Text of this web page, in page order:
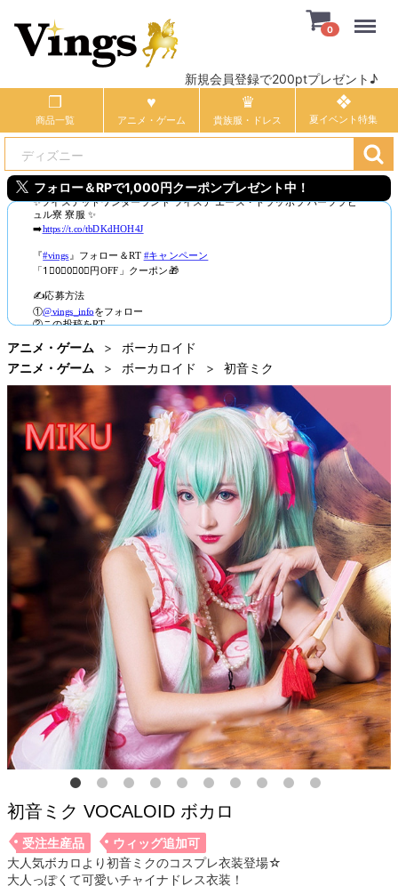
新規会員登録で200ptプレゼント♪
0
商品一覧 アニメ・ゲーム 貴族服・ドレス
フォロー＆RPで1,000円クーポンプレゼント中！
アニメ・ゲーム
ボーカロイド
アニメ・ゲーム
ボーカロイド 初音ミク
初音ミク VOCALOID ボカロ
受注生産品
ウィッグ追加可
大人気ボカロより初音ミクのコスプレ衣装登場☆
大人っぽくて可愛いチャイナドレス衣装！